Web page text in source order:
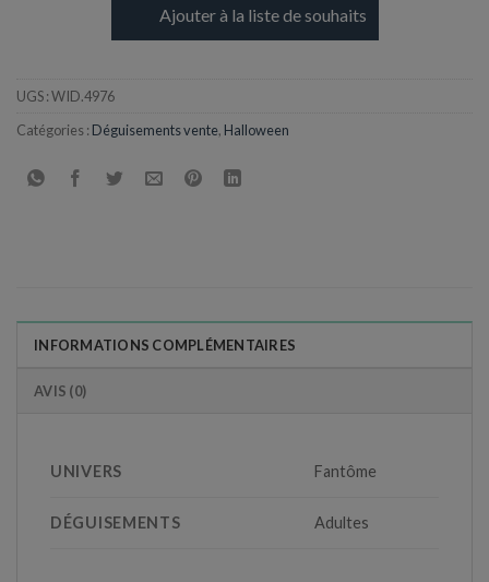
Ajouter à la liste de souhaits
UGS :WID.4976
Catégories : Déguisements vente, Halloween
INFORMATIONS COMPLÉMENTAIRES
AVIS (0)
UNIVERS Fantôme
DÉGUISEMENTS Adultes